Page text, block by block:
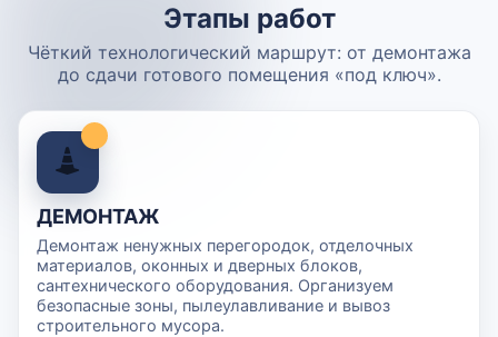
Этапы работ
Чёткий технологический маршрут: от демонтажа
до сдачи готового помещения «под ключ».
ДЕМОНТАЖ
Демонтаж ненужных перегородок, отделочных
материалов, оконных и дверных блоков,
сантехнического оборудования. Организуем
безопасные зоны, пылеулавливание и вывоз
строительного мусора.